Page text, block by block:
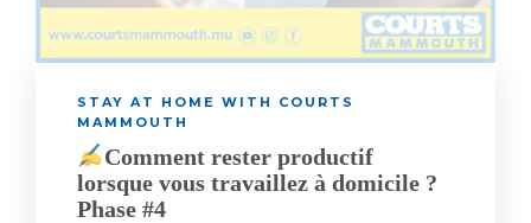
STAY AT HOME WITH COURTS
MAMMOUTH
Comment rester productif
lorsque vous travaillez à domicile ?
Phase #4